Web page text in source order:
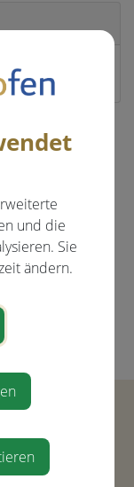
und die
Sie
ändern.